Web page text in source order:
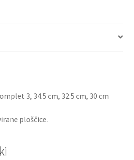
3, 34.5 cm, 32.5 cm, 30 cm
ploščice.